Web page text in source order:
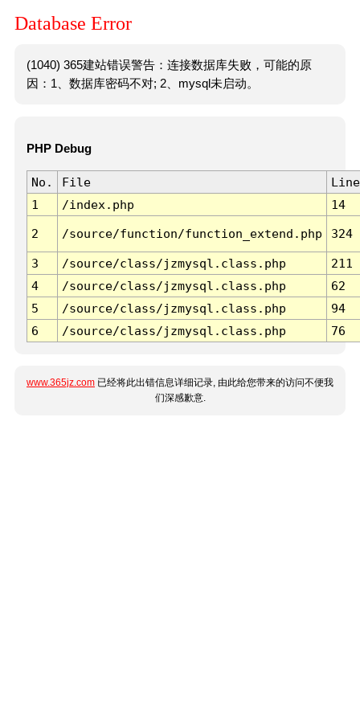
Database Error
(1040) 365建站错误警告：连接数据库失败，可能的原
因：1、数据库密码不对; 2、mysql未启动。
PHP Debug
No. File
Line
1
/index.php 14
2 /source/function/function_extend.php 324
3 /source/class/jzmysql.class.php
211
4
/source/class/jzmysql.class.php
62
5
/source/class/jzmysql.class.php
94
6
/source/class/jzmysql.class.php 76
www.365jz.com 已经将此出错信息详细记录, 由此给您带来的访问不便我
们深感歉意.